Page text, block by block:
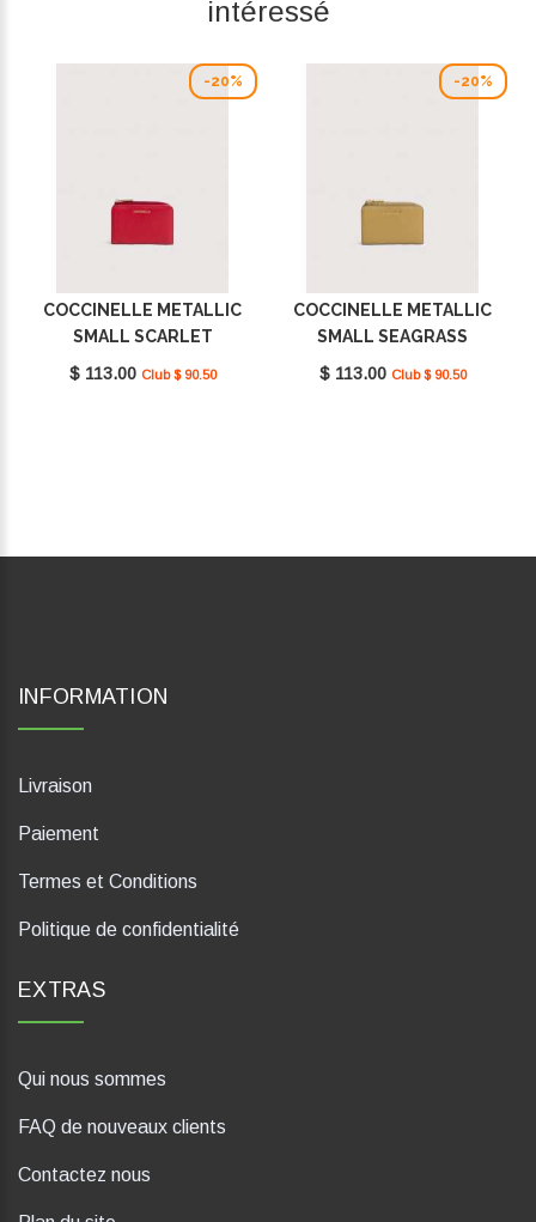
intéressé
-20%
COCCINELLE METALLIC
SMALL SCARLET
E2MW511D101_R02
$ 113.00 Club $ 90.50
-20%
COCCINELLE METALLIC
SMALL SEAGRASS
E2MW511D101_G43
$ 113.00 Club $ 90.50
INFORMATION
Livraison
Paiement
Termes et Conditions
Politique de confidentialité
EXTRAS
Qui nous sommes
FAQ de nouveaux clients
Contactez nous